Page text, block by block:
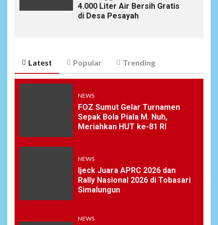
4.000 Liter Air Bersih Gratis
di Desa Pesayah
Latest Popular Trending
NEWS
FOZ Sumut Gelar Turnamen
Sepak Bola Piala M. Nuh,
Meriahkan HUT ke-81 RI
NEWS
Ijeck Juara APRC 2026 dan
Rally Nasional 2026 di Tobasari
Simalungun
NEWS